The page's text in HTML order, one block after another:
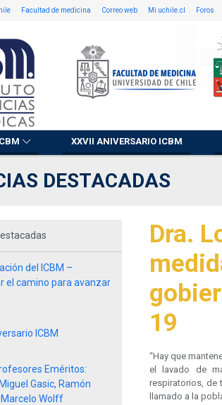
Facultad de medicina Correo web Mi uchile.cl Foros
XXVII ANIVERSARIO ICBM
DESTACADAS
Dra.
19
“Hay que
el lavado de
respiratorios, de
llamado a la
del ICBM –
el camino para avanzar
ICBM
Eméritos:
Gasic, Ramón
Wolff